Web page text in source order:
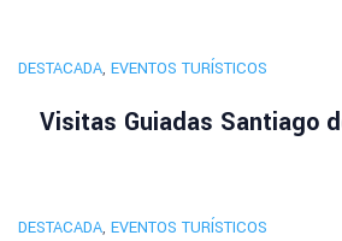
DESTACADA, EVENTOS TURÍSTICOS
Visitas Guiadas Santiago
DESTACADA, EVENTOS TURÍSTICOS